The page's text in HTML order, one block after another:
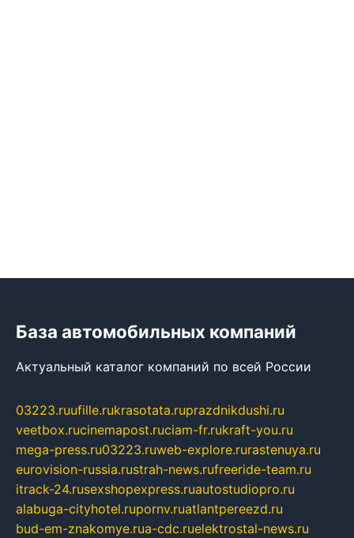
База автомобильных компаний
Актуальный каталог компаний по всей России
03223.ruufille.rukrasotata.ruprazdnikdushi.ru
veetbox.rucinemapost.ruciam-fr.rukraft-you.ru
mega-press.ru03223.ruweb-explore.rurastenuya.ru
eurovision-russia.rustrah-news.rufreeride-team.ru
itrack-24.rusexshopexpress.ruautostudiopro.ru
alabuga-cityhotel.rupornv.ruatlantpereezd.ru
bud-em-znakomye.rua-cdc.ruelektrostal-news.ru